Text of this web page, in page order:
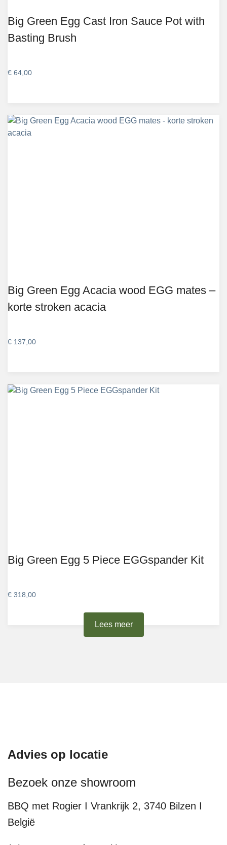
Lees meer
Big Green Egg Cast Iron Sauce Pot with
Basting Brush
€ 64,00
Big Green Egg Acacia wood EGG mates –
korte stroken acacia
€ 137,00
Big Green Egg 5 Piece EGGspander Kit
€ 318,00
Advies op locatie
Bezoek onze showroom
BBQ met Rogier I Vrankrijk 2, 3740 Bilzen I
België